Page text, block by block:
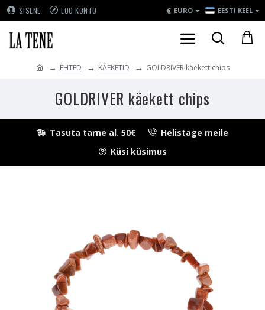
SISENE LOO KONTO € EURO EESTI KEEL
EHTED KÄEKETID GOLDRIVER käekett chips
GOLDRIVER käekett chips
Tasuta tarne al. 50€
Helistage meile
Küsi küsimus